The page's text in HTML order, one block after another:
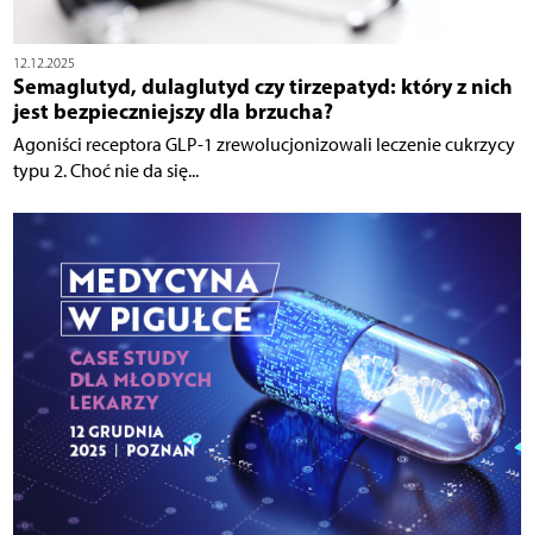
12.12.2025
Semaglutyd, dulaglutyd czy tirzepatyd: który z nich
jest bezpieczniejszy dla brzucha?
Agoniści receptora GLP-1 zrewolucjonizowali leczenie cukrzycy
typu 2. Choć nie da się...